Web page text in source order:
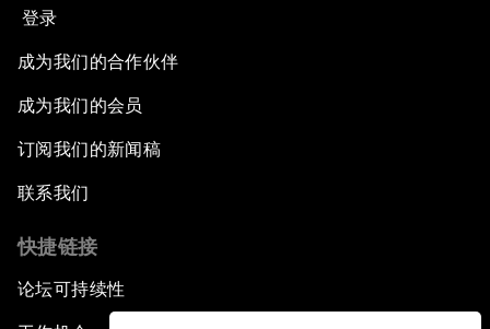
登录
成为我们的合作伙伴
成为我们的会员
订阅我们的新闻稿
联系我们
快捷链接
论坛可持续性